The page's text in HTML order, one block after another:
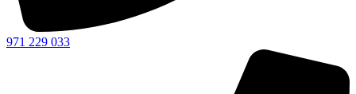
971 229 033